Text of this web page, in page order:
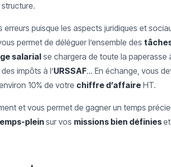
erreurs puisque les aspects juridiques et
permet de déléguer l’ensemble des
salarial se chargera de toute la paperasse
impôts à l’URSSAF... En échange, vous
10% de votre chiffre d’affaire HT.
et vous permet de gagner un temps
pleinsur vos missions bien définies